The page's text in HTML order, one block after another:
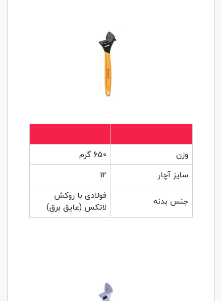
وزن
650 گرم
سایز آچار
12
جنس بدنه
فولادی با روکش
لاتکس (عایق برق)